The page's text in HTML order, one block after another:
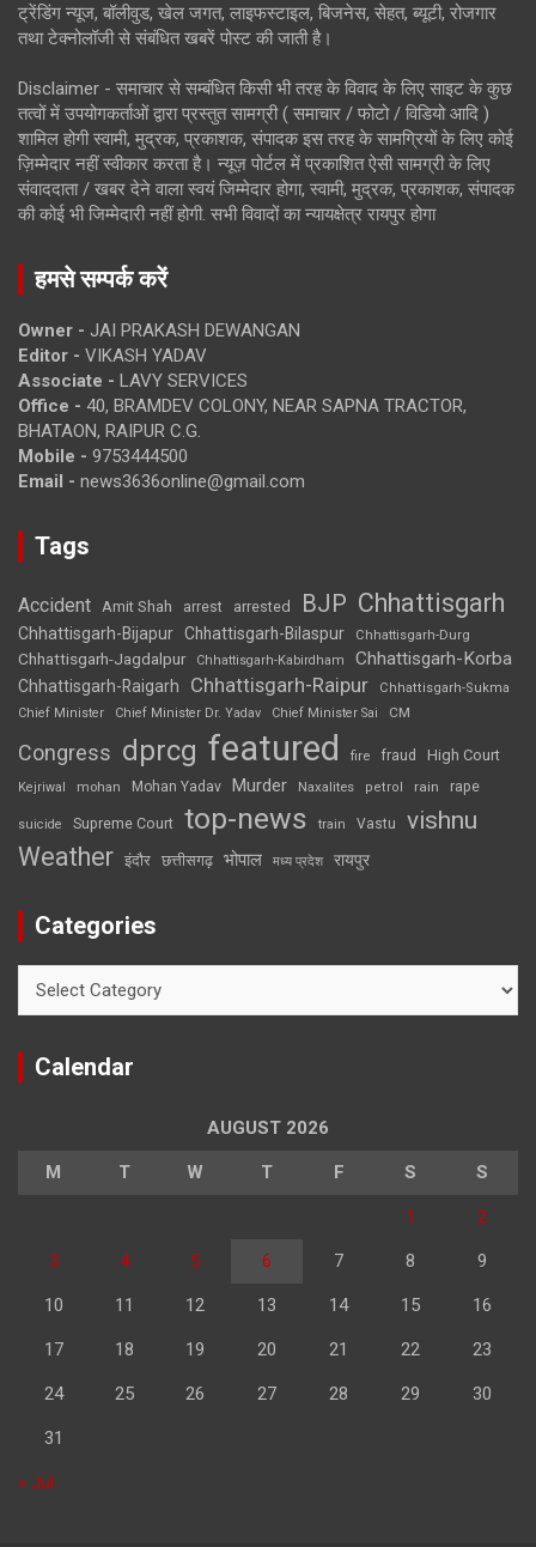
ट्रेंडिंग न्यूज, बॉलीवुड, खेल जगत, लाइफस्टाइल, बिजनेस, सेहत, ब्यूटी, रोजगार
तथा टेक्नोलॉजी से संबंधित खबरें पोस्ट की जाती है।
Disclaimer - समाचार से सम्बंधित किसी भी तरह के विवाद के लिए साइट के कुछ
तत्वों में उपयोगकर्ताओं द्वारा प्रस्तुत सामग्री ( समाचार / फोटो / विडियो आदि )
शामिल होगी स्वामी, मुद्रक, प्रकाशक, संपादक इस तरह के सामग्रियों के लिए कोई
ज़िम्मेदार नहीं स्वीकार करता है। न्यूज़ पोर्टल में प्रकाशित ऐसी सामग्री के लिए
संवाददाता / खबर देने वाला स्वयं जिम्मेदार होगा, स्वामी, मुद्रक, प्रकाशक, संपादक
की कोई भी जिम्मेदारी नहीं होगी. सभी विवादों का न्यायक्षेत्र रायपुर होगा
हमसे सम्पर्क करें
Owner - JAI PRAKASH DEWANGAN
Editor - VIKASH YADAV
Associate - LAVY SERVICES
Office - 40, BRAMDEV COLONY, NEAR SAPNA TRACTOR,
BHATAON, RAIPUR C.G.
Mobile - 9753444500
Email - news3636online@gmail.com
Tags
Accident Amit Shah arrest arrested BJP Chhattisgarh
Chhattisgarh-Bijapur Chhattisgarh-Bilaspur Chhattisgarh-Durg
Chhattisgarh-Jagdalpur Chhattisgarh-Kabirdham Chhattisgarh-Korba
Chhattisgarh-Raigarh Chhattisgarh-Raipur
Chhattisgarh-Sukma
Chief Minister
Chief Minister Dr. Yadav Chief Minister Sai CM
Congress dprcg featured fire fraud High Court
Kejriwal mohan Mohan Yadav Murder Naxalites petrol rain rape
suicide Supreme Court top-news train Vastu vishnu
Weather इंदौर छत्तीसगढ़ भोपाल मध्य प्रदेश रायपुर
Categories
Calendar
AUGUST 2026
M T W T F S S
1 2
3 4 5 6 7 8 9
10 11 12 13 14 15 16
17 18 19 20 21 22 23
24 25 26 27 28 29 30
31
« Jul